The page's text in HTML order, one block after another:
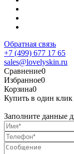
Обратная связь
+7 (499) 677 17 65
sales@lovelyskin.ru
Сравнение0
Избранное0
Корзина0
Купить в один клик
Заполните данные